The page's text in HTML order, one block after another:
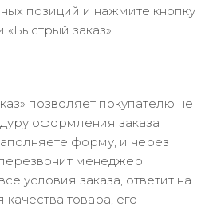
позиций и нажмите кнопку
«Быстрый заказ».
позволяет покупателю не
оформления заказа
форму, и через
менеджер
условия заказа, ответит на
товара, его